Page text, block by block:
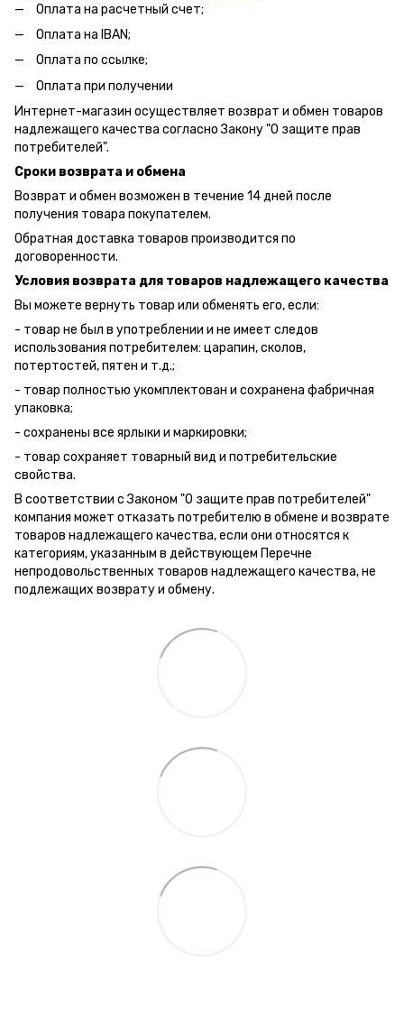
Оплата на расчетный счет;
Оплата на IBAN;
Оплата по ссылке;
Оплата при получении
Интернет-магазин осуществляет возврат и обмен товаров
надлежащего качества согласно Закону "О защите прав
потребителей".
Сроки возврата и обмена
Возврат и обмен возможен в течение 14 дней после
получения товара покупателем.
Обратная доставка товаров производится по
договоренности.
Условия возврата для товаров надлежащего качества
Вы можете вернуть товар или обменять его, если:
- товар не был в употреблении и не имеет следов
использования потребителем: царапин, сколов,
потертостей, пятен и т.д.;
- товар полностью укомплектован и сохранена фабричная
упаковка;
- сохранены все ярлыки и маркировки;
- товар сохраняет товарный вид и потребительские
свойства.
В соответствии с Законом "О защите прав потребителей"
компания может отказать потребителю в обмене и возврате
товаров надлежащего качества, если они относятся к
категориям, указанным в действующем Перечне
непродовольственных товаров надлежащего качества, не
подлежащих возврату и обмену.